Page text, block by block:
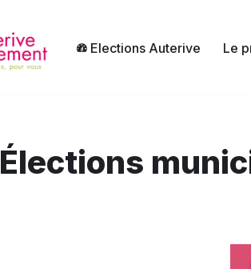
Elections Auterive Le
Élections